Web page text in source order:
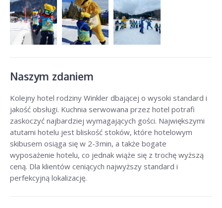
Naszym zdaniem
Kolejny hotel rodziny Winkler dbającej o wysoki standard i
jakość obsługi. Kuchnia serwowana przez hotel potrafi
zaskoczyć najbardziej wymagających gości. Największymi
atutami hotelu jest bliskość stoków, które hotelowym
skibusem osiąga się w 2-3min, a także bogate
wyposażenie hotelu, co jednak wiąże się z trochę wyższą
ceną. Dla klientów ceniących najwyższy standard i
perfekcyjną lokalizację.